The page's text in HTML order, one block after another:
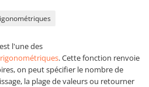
est l'une des
. Cette fonction renvoie
on peut spécifier le nombre de
la plage de valeurs ou retourner